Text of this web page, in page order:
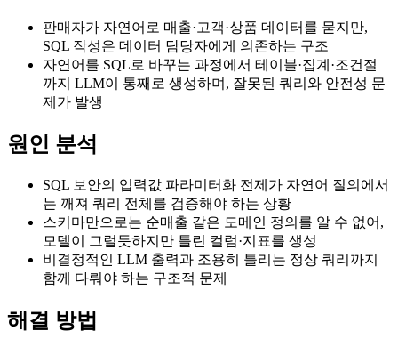
판매자가 자연어로 매출·고객·상품 데이터를 묻지만,
SQL 작성은 데이터 담당자에게 의존하는 구조
자연어를 SQL로 바꾸는 과정에서 테이블·집계·조건절
까지 LLM이 통째로 생성하며, 잘못된 쿼리와 안전성 문
제가 발생
원인 분석
SQL 보안의 입력값 파라미터화 전제가 자연어 질의에서
는 깨져 쿼리 전체를 검증해야 하는 상황
스키마만으로는 순매출 같은 도메인 정의를 알 수 없어,
모델이 그럴듯하지만 틀린 컬럼·지표를 생성
비결정적인 LLM 출력과 조용히 틀리는 정상 쿼리까지
함께 다뤄야 하는 구조적 문제
해결 방법